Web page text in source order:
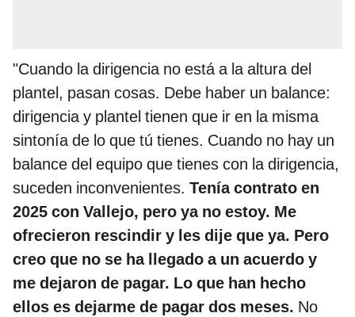
"Cuando la dirigencia no está a la altura del
plantel, pasan cosas. Debe haber un balance:
dirigencia y plantel tienen que ir en la misma
sintonía de lo que tú tienes. Cuando no hay un
balance del equipo que tienes con la dirigencia,
suceden inconvenientes. Tenía contrato en
2025 con Vallejo, pero ya no estoy. Me
ofrecieron rescindir y les dije que ya. Pero
creo que no se ha llegado a un acuerdo y
me dejaron de pagar. Lo que han hecho
ellos es dejarme de pagar dos meses. No